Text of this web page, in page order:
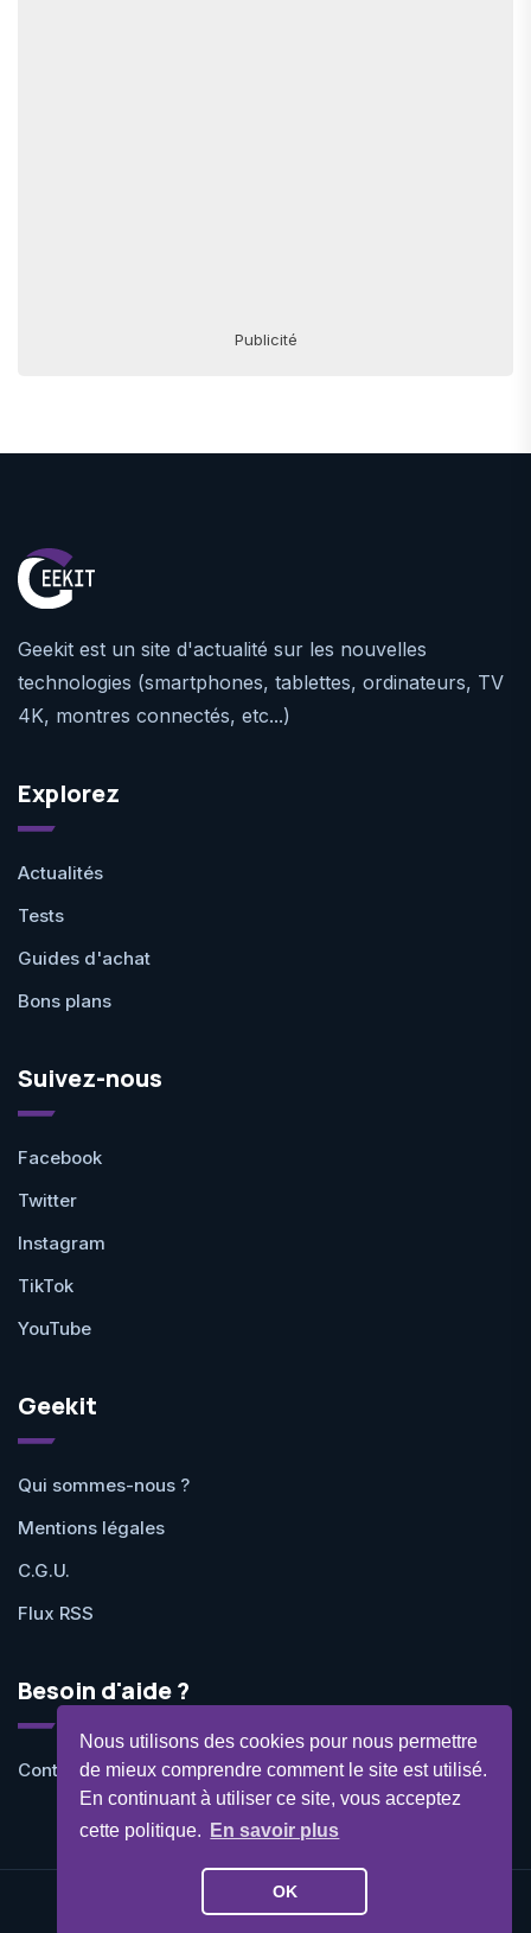
Nous utilisons des cookies pour nous permettre
de mieux comprendre comment le site est utilisé.
En continuant à utiliser ce site, vous acceptez
cette politique.
En savoir plus
OK
Publicité
Geekit est un site d'actualité sur les nouvelles
technologies (smartphones, tablettes, ordinateurs, TV
4K, montres connectés, etc...)
Explorez
Actualités
Tests
Guides d'achat
Bons plans
Suivez-nous
Facebook
Twitter
Instagram
TikTok
YouTube
Geekit
Qui sommes-nous ?
Mentions légales
C.G.U.
Flux RSS
Besoin d'aide ?
Contactez-nous
©Geekit 2026 - Tous droits réservés